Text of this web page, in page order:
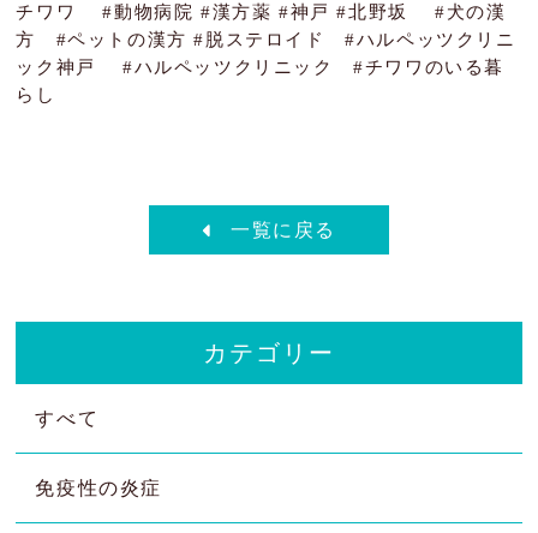
チワワ #動物病院 #漢方薬 #神戸 #北野坂 #犬の漢
方 #ペットの漢方 #脱ステロイド #ハルペッツクリニ
ック神戸 #ハルペッツクリニック #チワワのいる暮
らし
一覧に戻る
カテゴリー
すべて
免疫性の炎症